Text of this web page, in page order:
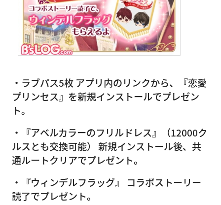
・ラブパス5枚 アプリ内のリンクから、『恋愛
プリンセス』を新規インストールでプレゼン
ト。
・『アベルカラーのフリルドレス』（12000ク
ルスとも交換可能） 新規インストール後、共
通ルートクリアでプレゼント。
・『ウィンデルフラッグ』 コラボストーリー
読了でプレゼント。